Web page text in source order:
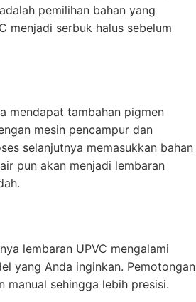
pemilihan bahan yang
menjadi serbuk halus sebelum
mendapat tambahan pigmen
mesin pencampur dan
selanjutnya memasukkan bahan
pun akan menjadi lembaran
lembaran UPVC mengalami
yang Anda inginkan. Pemotongan
manual sehingga lebih presisi.